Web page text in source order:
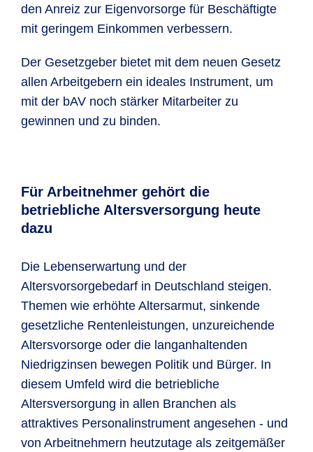
einfach geht‘s:
Als Arbeitgeber zahlen Sie zusätzlich
240 und 480 EUR jährlich in eine
zusätzliche bAV ein - 30 % des
Beitrags, max. 144 EUR, können Sie
bei der nächsten Lohnsteuer-
den Arbeitgeber zusätzlich zu den
bisherigen Förderungen in der bAV.
Das neue Sozialpartnermodell bietet auf
Basis tarifvertraglicher Vereinbarungen
neue Wege für die bAV. Es kann
ausschließlich im Rahmen von
tarifvertraglichen Regelungen vereinbart
werden.
Klicken Sie hier für weitere
Informationen zum Sozialpartnermodell
den Anreiz zur Eigenvorsorge für Beschäftigte
mit geringem Einkommen verbessern.
Der Gesetzgeber bietet mit dem neuen Gesetz
allen Arbeitgebern ein ideales Instrument, um
mit der bAV noch stärker Mitarbeiter zu
gewinnen und zu binden.
Für Arbeitnehmer gehört die
betriebliche Altersversorgung heute
dazu
Die Lebenserwartung und der
Altersvorsorgebedarf in Deutschland steigen.
Themen wie erhöhte Altersarmut, sinkende
gesetzliche Rentenleistungen, unzureichende
Altersvorsorge oder die langanhaltenden
Niedrigzinsen bewegen Politik und Bürger. In
diesem Umfeld wird die betriebliche
Altersversorgung in allen Branchen als
attraktives Personalinstrument angesehen - und
von Arbeitnehmern heutzutage als zeitgemäßer